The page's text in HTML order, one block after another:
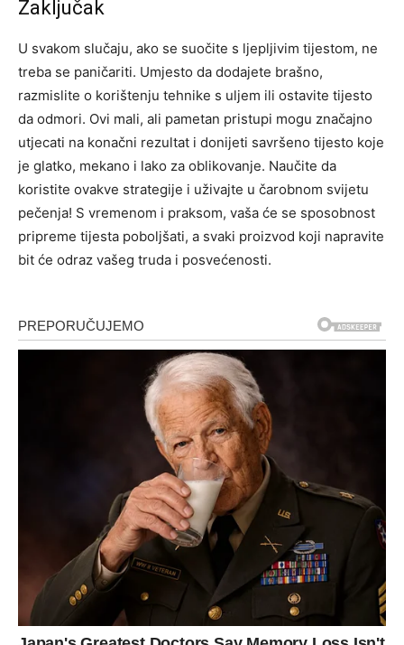
Zaključak
U svakom slučaju, ako se suočite s ljepljivim tijestom, ne
treba se paničariti. Umjesto da dodajete brašno,
razmislite o korištenju tehnike s uljem ili ostavite tijesto
da odmori. Ovi mali, ali pametan pristupi mogu značajno
utjecati na konačni rezultat i donijeti savršeno tijesto koje
je glatko, mekano i lako za oblikovanje. Naučite da
koristite ovakve strategije i uživajte u čarobnom svijetu
pečenja! S vremenom i praksom, vaša će se sposobnost
pripreme tijesta poboljšati, a svaki proizvod koji napravite
bit će odraz vašeg truda i posvećenosti.